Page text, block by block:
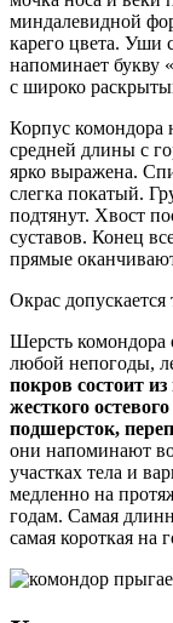
миндалевидной
карего цвета. Уши
напоминает букву
с широко
Корпус комондора
средней длины с
ярко выражена.
слегка покатый.
подтянут. Хвост
суставов. Конец
прямые
Окрас
Шерсть комондора
любой непогоды,
покров состоит
жесткого
подшерсток,
они напоминают
участках тела и
медленно на
годам. Самая
самая короткая на